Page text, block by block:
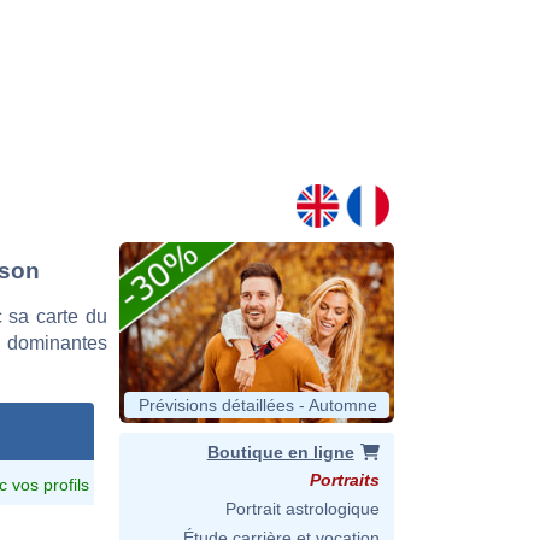
sa carte du
vos profils
Prévisions détaillées - Automne
Boutique en ligne
Portraits
Portrait astrologique